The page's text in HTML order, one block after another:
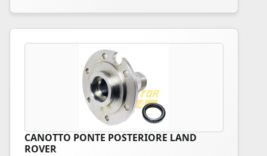
CANOTTO PONTE POSTERIORE LAND
ROVER